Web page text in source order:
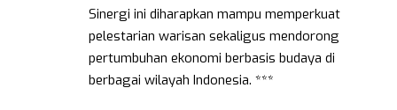
Sinergi ini diharapkan mampu memperkuat
pelestarian warisan sekaligus mendorong
pertumbuhan ekonomi berbasis budaya di
berbagai wilayah Indonesia. ***